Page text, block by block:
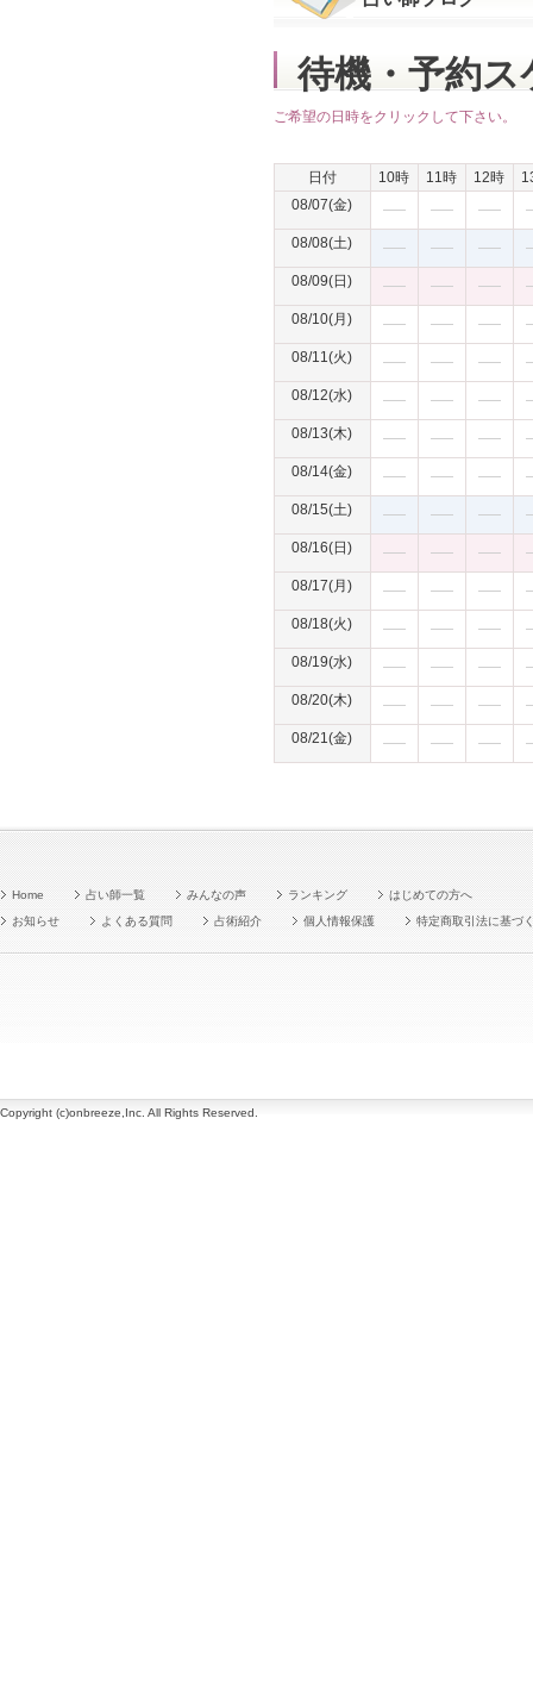
待機・予約
ご希望の日時をクリックして下さい。
日付 10時 11時 12時
08/07(金)
08/08(土)
08/09(日)
08/10(月)
08/11(火)
08/12(水)
08/13(木)
08/14(金)
08/15(土)
08/16(日)
08/17(月)
08/18(火)
08/19(水)
08/20(木)
08/21(金)
Home 占い師一覧 みんなの声 ランキング
はじめての方へ
お知らせ
よくある質問 占術紹介 個人情報保護 特定商取引法に基づ
Copyright (c)onbreeze,Inc. All Rights Reserved.